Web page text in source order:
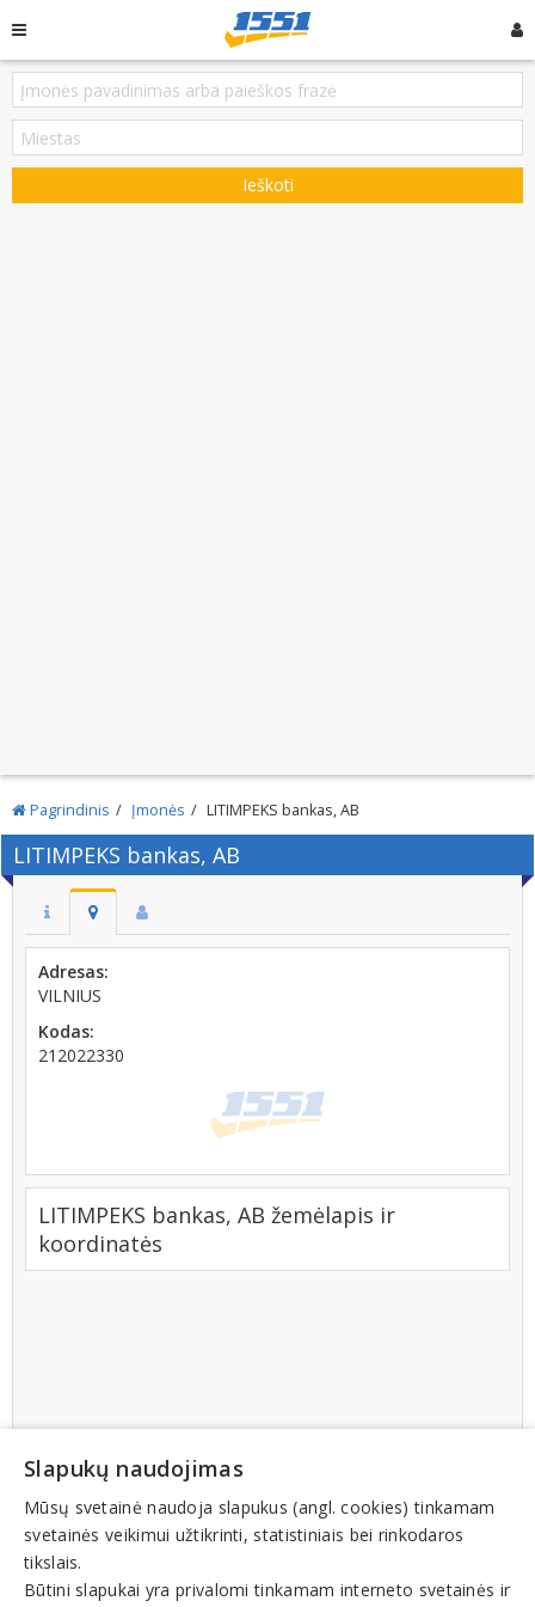
Ieškoti
Pagrindinis Įmonės LITIMPEKS bankas, AB
LITIMPEKS bankas, AB
Adresas:
VILNIUS
Kodas:
212022330
LITIMPEKS bankas, AB žemėlapis ir
koordinatės
Slapukų naudojimas
Mūsų svetainė naudoja slapukus (angl. cookies) tinkamam
svetainės veikimui užtikrinti, statistiniais bei rinkodaros
tikslais.
Būtini slapukai yra privalomi tinkamam interneto svetainės ir